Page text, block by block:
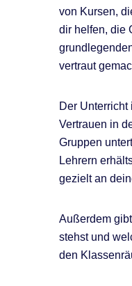
von Kursen,
dir helfen, die
vertraut
Der Unterricht
Vertrauen in
Gruppen
Lehrern
gezielt an
Außerdem
stehst und
den